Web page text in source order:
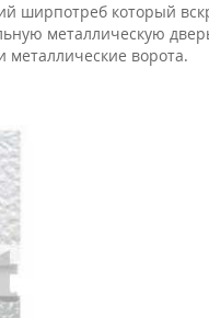
ширпотреб который
металлическую
металлические ворота.